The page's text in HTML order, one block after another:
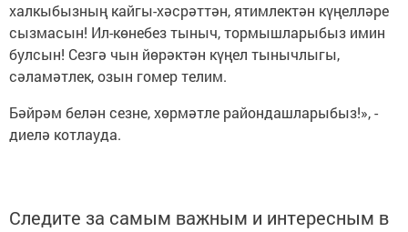
халкыбызның кайгы-хәсрәттән, ятимлектән күңелләре
сызмасын! Ил-көнебез тыныч, тормышларыбыз имин
булсын! Сезгә чын йөрәктән күңел тынычлыгы,
сәламәтлек, озын гомер телим.
Бәйрәм белән сезне, хөрмәтле райондашларыбыз!», -
диелә котлауда.
Следите за самым важным и интересным в